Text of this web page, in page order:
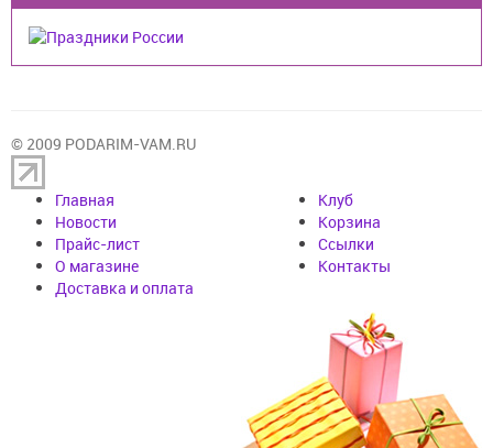
© 2009 PODARIM-VAM.RU
Главная
Новости
Прайс-лист
О магазине
Доставка и оплата
Клуб
Корзина
Cсылки
Контакты